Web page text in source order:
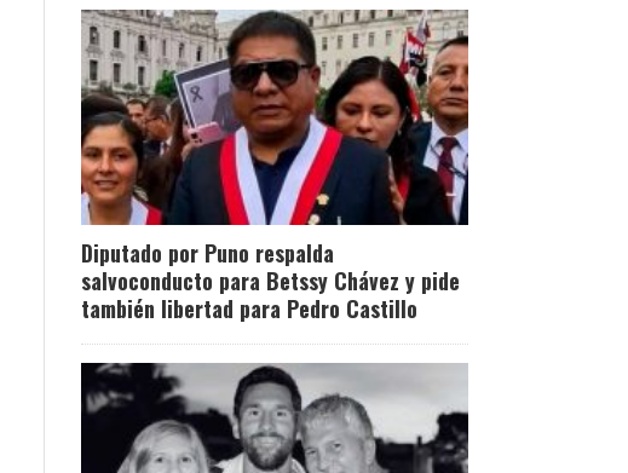
Diputado por Puno respalda
salvoconducto para Betssy Chávez y pide
también libertad para Pedro Castillo